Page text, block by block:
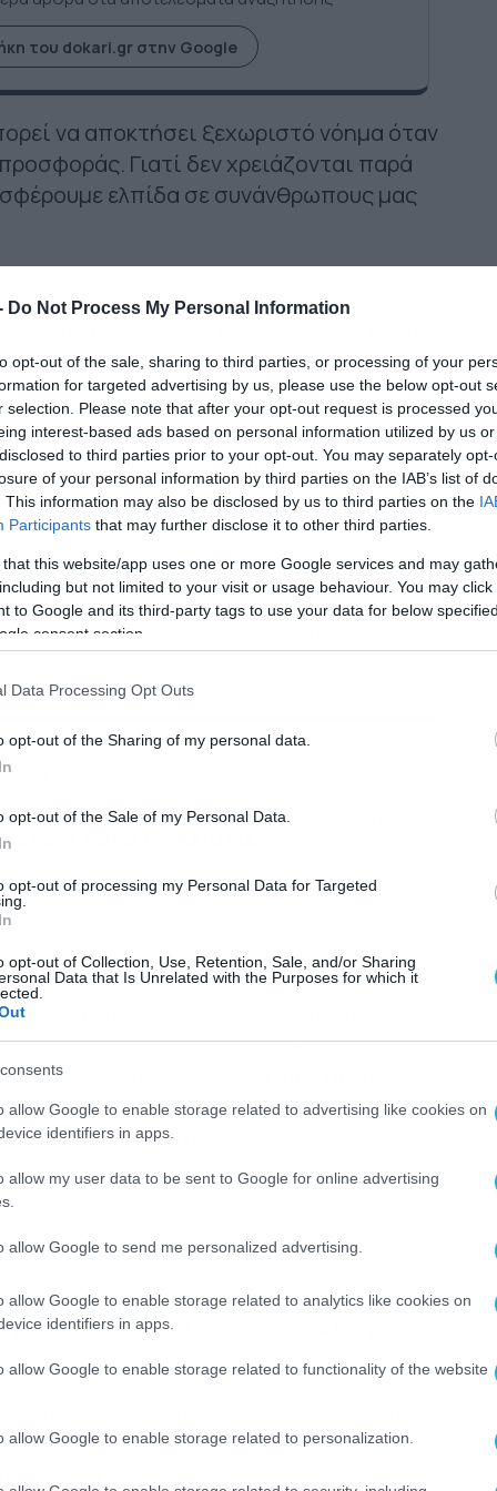
Do Not Process My Personal Information
opt-out of the sale, sharing to third parties, or processing of your
for targeted advertising by us, please use the below opt-out
selection. Please note that after your opt-out request is processed
interest-based ads based on personal information utilized by us
to third parties prior to your opt-out. You may separately
of your personal information by third parties on the IAB’s list of
This information may also be disclosed by us to third parties on the
Participants that may further disclose it to other third parties.
that this website/app uses one or more Google services and may
but not limited to your visit or usage behaviour. You may
to Google and its third-party tags to use your data for below
consent section.
Data Processing Opt Outs
opt-out of the Sharing of my personal data.
opt-out of the Sale of my Personal Data.
opt-out of processing my Personal Data for Targeted
opt-out of Collection, Use, Retention, Sale, and/or Sharing
Data that Is Unrelated with the Purposes for which it
allow Google to enable storage related to advertising like cookies on
identifiers in apps.
allow my user data to be sent to Google for online advertising
allow Google to send me personalized advertising.
allow Google to enable storage related to analytics like cookies on
identifiers in apps.
allow Google to enable storage related to functionality of the website
allow Google to enable storage related to personalization.
του dokari.gr στην Google
να αποκτήσει ξεχωριστό νόημα όταν
Γιατί δεν χρειάζονται παρά
ελπίδα σε συνάνθρωπους μας
δίνει το Allwyn Care, το οποίο
στη Σαλαμίνα και μας καλεί όλους
δράση εθελοντισμού. Από τις
Σαλαμίνας, στην Αίθουσα
οργανισμούς Bloode, Choose Life, τον
Μεταξά θα πραγματοποιηθεί
παράλληλα όσοι το επιθυμούν θα
δότες μυελού των οστών.
στη δράση του Allwyn Care και να
να επισκεφθούν το
το ενδιαφέρον τους.
Σύγκρουση ελικοπτέρων στην
νεκροί και 2 τραυματίες
τον χρόνο μας
η εγγραφή νέων δοτών μυελού των οστών
από όσο φανταζόμαστε. Για να δώσουμε
τρεις συνανθρώπους μας αρκούν 15
ως δότες μυελού των οστών,
σε μια μπατονέτα.
περίπου το 65% των αναγκών σε
που χρειάζεται μεταμόσχευση
να βρει συμβατό δότη.
και την πρόληψη από το Allwyn
πόλη που επισκέπτεται το Allwyn
δράσεων που θα
Ελλάδα.